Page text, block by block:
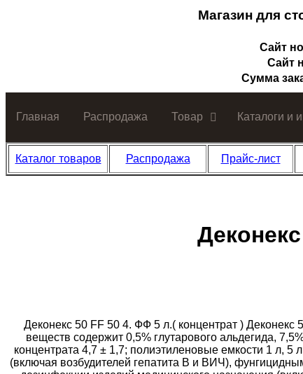
Магазин для
Сайт
Сайт
Сумма
Главная Распродажа Товар Каталоги и
Каталог товаров Распродажа Прайс-лист
Деконекс 50 FF 50 4. ФФ 5 л.( концентрат )
веществ содержит 0,5% глутарового альдегида,
концентрата 4,7 ± 1,7; полиэтиленовые емкости 1 л,
(включая возбудителей гепатита В и ВИЧ),